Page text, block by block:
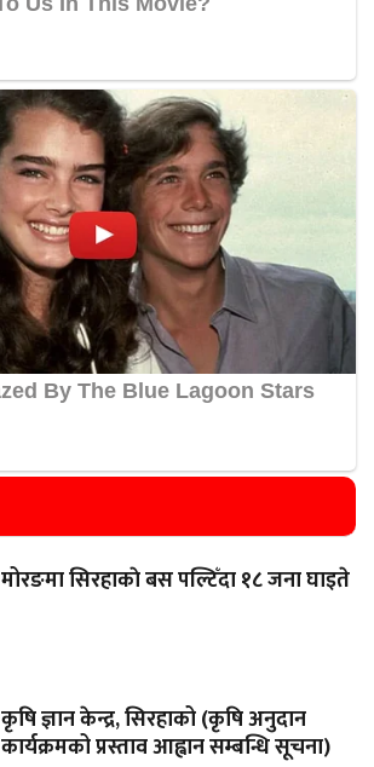
मोरङमा सिरहाकाे बस पल्टिँदा १८ जना घाइते
कृषि ज्ञान केन्द्र, सिरहाको (कृषि अनुदान
कार्यक्रमको प्रस्ताव आह्वान सम्बन्धि सूचना)